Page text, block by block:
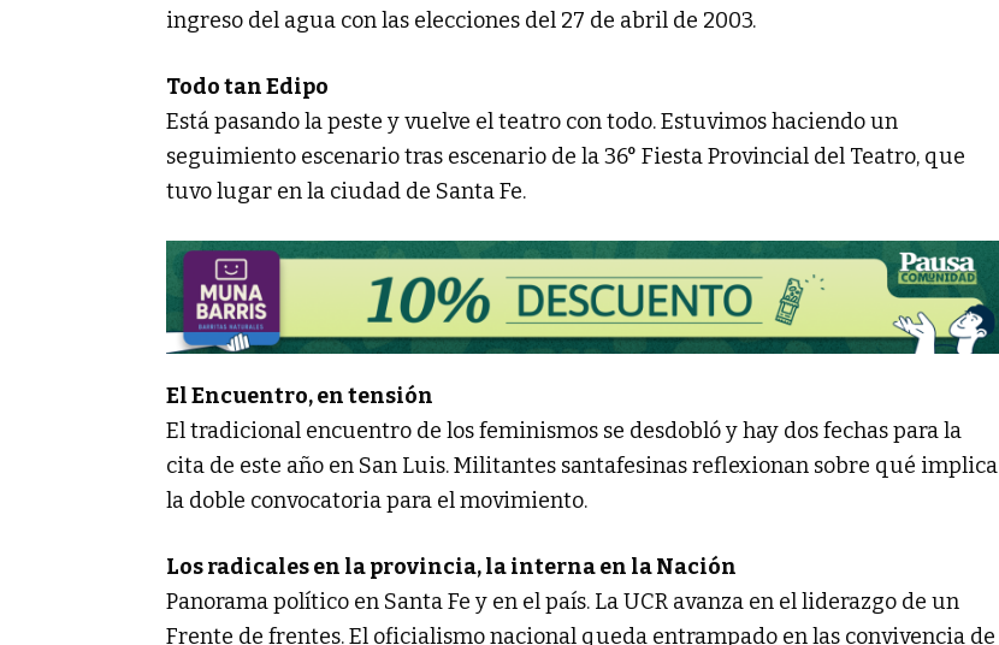
ingreso del agua con las elecciones del 27 de abril de 2003.
Todo tan Edipo
Está pasando la peste y vuelve el teatro con todo. Estuvimos haciendo un
seguimiento escenario tras escenario de la 36° Fiesta Provincial del Teatro, que
tuvo lugar en la ciudad de Santa Fe.
El Encuentro, en tensión
El tradicional encuentro de los feminismos se desdobló y hay dos fechas para la
cita de este año en San Luis. Militantes santafesinas reflexionan sobre qué implica
la doble convocatoria para el movimiento.
Los radicales en la provincia, la interna en la Nación
Panorama político en Santa Fe y en el país. La UCR avanza en el liderazgo de un
Frente de frentes. El oficialismo nacional queda entrampado en las convivencia de